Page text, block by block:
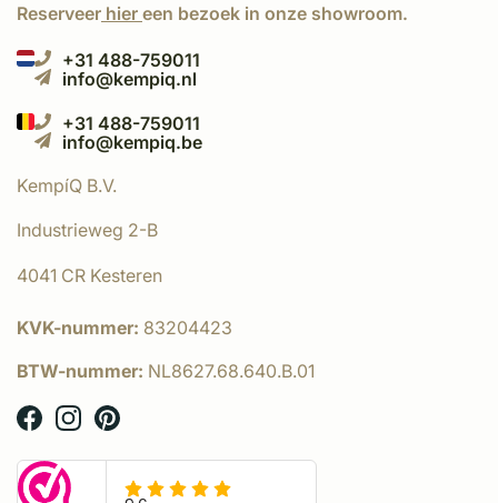
Reserveer hier een bezoek in onze showroom.
+31 488-759011
info@kempiq.nl
+31 488-759011
info@kempiq.be
KempíQ B.V.
Industrieweg 2-B
4041 CR Kesteren
KVK-nummer: 83204423
BTW-nummer: NL8627.68.640.B.01